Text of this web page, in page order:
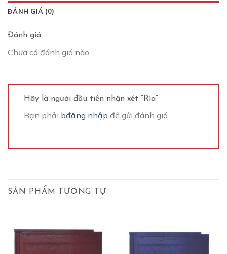
ĐÁNH GIÁ (0)
Đánh giá
Chưa có đánh giá nào.
Hãy là người đầu tiên nhận xét “Rìa”
Bạn phải bđăng nhập để gửi đánh giá.
SẢN PHẨM TƯƠNG TỰ